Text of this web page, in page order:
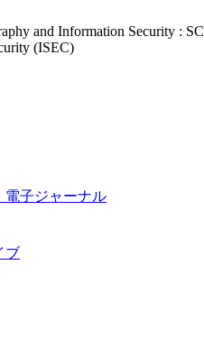
and Information Security :
(ISEC)
電子ジャーナル
ブ